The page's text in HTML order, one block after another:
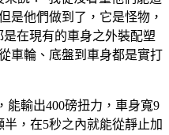
是他們做到了，它是怪物，
在現有的車身之外裝配塑
車輪、底盤到車身都是實打
能輸出400磅扭力，車身寬9
，在5秒之內就能從靜止加